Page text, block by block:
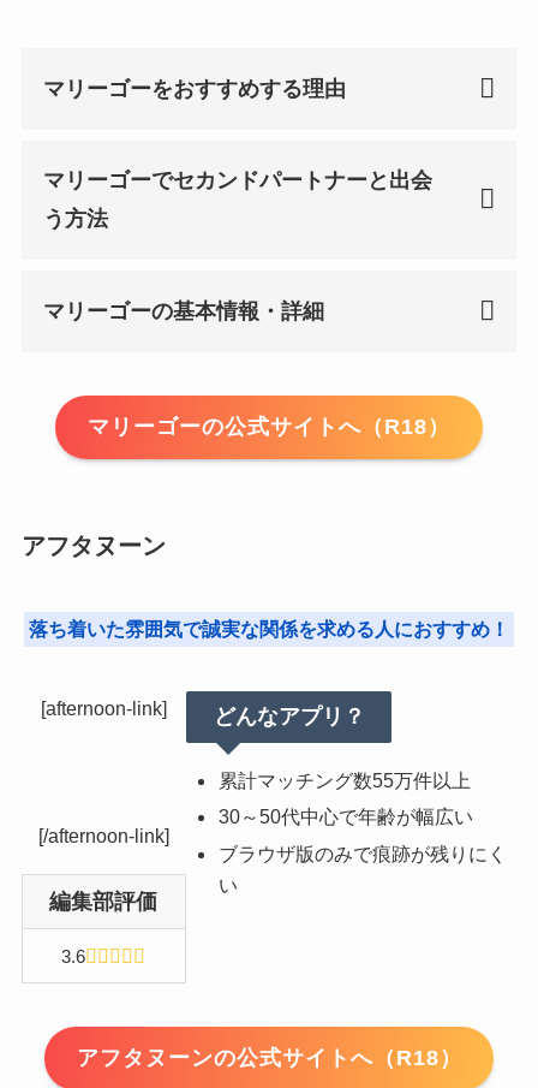
マリーゴーをおすすめする理由
マリーゴーでセカンドパートナーと出会
う方法
マリーゴーの基本情報・詳細
マリーゴーの公式サイトへ（R18）
アフタヌーン
落ち着いた雰囲気で誠実な関係を求める人におすすめ！
[afternoon-link]
[/afternoon-link]
編集部評価
3.6
どんなアプリ？
累計マッチング数55万件以上
30～50代中心で年齢が幅広い
ブラウザ版のみで痕跡が残りにく
い
アフタヌーンの公式サイトへ（R18）